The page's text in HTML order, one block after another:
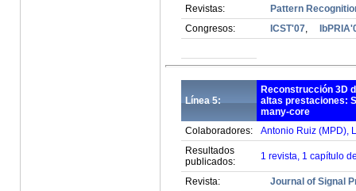
Revistas:
Pattern
Congresos:
ICST'07,
Línea 5:
Reconstrucción 3D
altas prestaciones:
many-core
Colaboradores:
Antonio Ruiz (MPD),
Resultados
publicados:
1 revista, 1 capítulo
Revista:
Journal of Signal